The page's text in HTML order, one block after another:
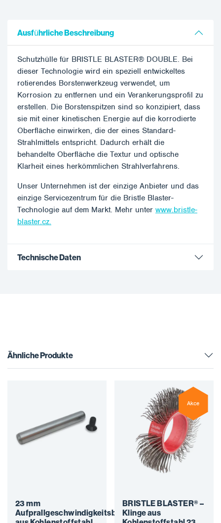
Ausführliche Beschreibung
Schutzhülle für BRISTLE BLASTER® DOUBLE. Bei
dieser Technologie wird ein speziell entwickeltes
rotierendes Borstenwerkzeug verwendet, um
Korrosion zu entfernen und ein Verankerungsprofil zu
erstellen. Die Borstenspitzen sind so konzipiert, dass
sie mit einer kinetischen Energie auf die korrodierte
Oberfläche einwirken, die der eines Standard-
Strahlmittels entspricht. Dadurch erhält die
behandelte Oberfläche die Textur und optische
Klarheit eines herkömmlichen Strahlverfahrens.
Unser Unternehmen ist der einzige Anbieter und das
einzige Servicezentrum für die Bristle Blaster-
Technologie auf dem Markt. Mehr unter www.bristle-
blaster.cz.
Technische Daten
Ähnliche Produkte
23 mm
Aufprallgeschwindigkeitsbeschleuniger
Akce
BRISTLE BLASTER® –
Klinge aus